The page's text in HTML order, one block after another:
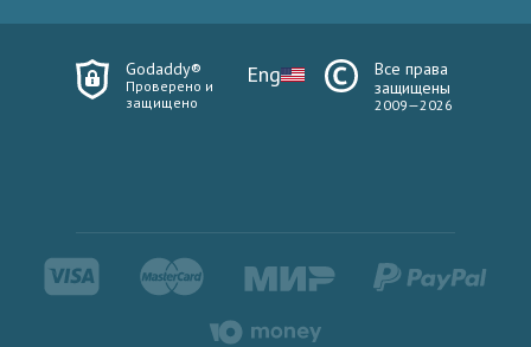
Godaddy®
Проверено и
защищено
Eng
Все права
защищены
2009—2026